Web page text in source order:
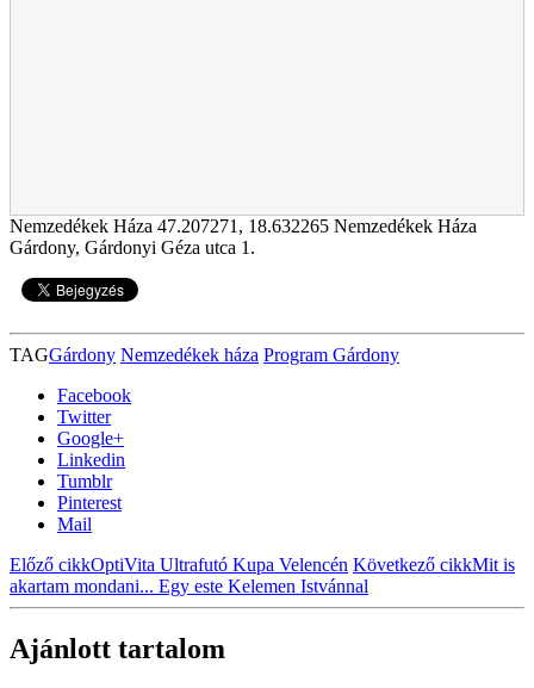
Nemzedékek Háza 47.207271 , 18.632265 Nemzedékek Háza
Gárdony, Gárdonyi Géza utca 1.
TAGGárdony Nemzedékek háza Program Gárdony
Facebook
Twitter
Google+
Linkedin
Tumblr
Pinterest
Mail
Előző cikkOptiVita Ultrafutó Kupa Velencén Következő cikkMit is
akartam mondani... Egy este Kelemen Istvánnal
Ajánlott tartalom